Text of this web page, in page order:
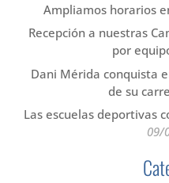
Ampliamos horarios
Recepción a nuestras
por
Dani Mérida conquista
de su
Las escuelas deportivas
09/